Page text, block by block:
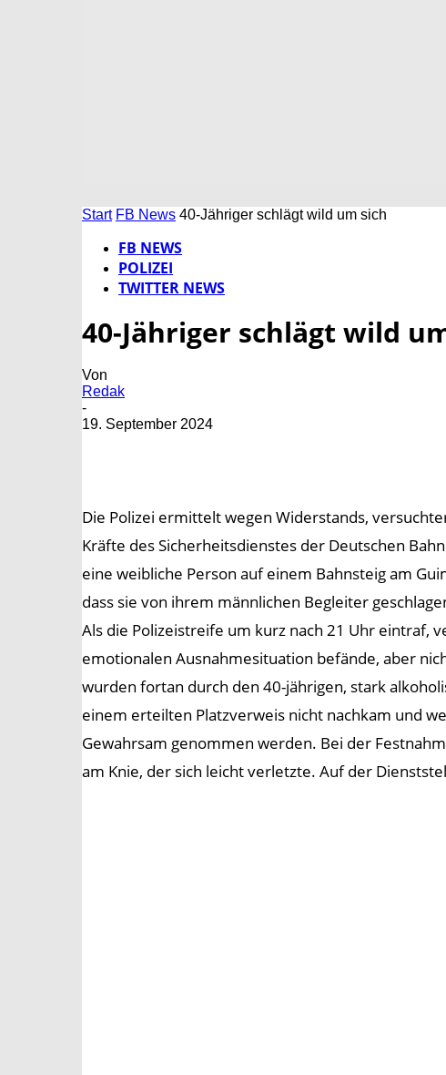
Start FB News 40-Jähriger schlägt wild um sich
FB NEWS
POLIZEI
TWITTER NEWS
40-Jähriger schlägt wild
Von
Redak
-
19. September 2024
Die Polizei ermittelt wegen Widerstands,
Kräfte des Sicherheitsdienstes der Deutschen
eine weibliche Person auf einem Bahnsteig am
dass sie von ihrem männlichen Begleiter
Als die Polizeistreife um kurz nach 21 Uhr eintraf,
emotionalen Ausnahmesituation befände, aber
wurden fortan durch den 40-jährigen, stark
einem erteilten Platzverweis nicht nachkam und
Gewahrsam genommen werden. Bei der
am Knie, der sich leicht verletzte. Auf der